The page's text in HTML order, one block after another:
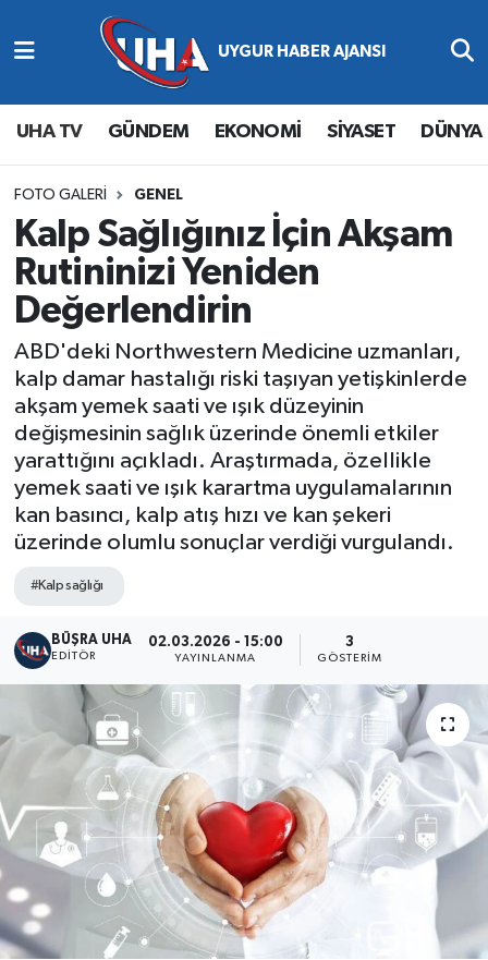
UHA TV GÜNDEM EKONOMİ SİYASET DÜNYA
FOTO GALERI GENEL
Kalp Sağlığınız İçin Akşam
Rutininizi Yeniden
Değerlendirin
ABD'deki Northwestern Medicine uzmanları,
kalp damar hastalığı riski taşıyan yetişkinlerde
akşam yemek saati ve ışık düzeyinin
değişmesinin sağlık üzerinde önemli etkiler
yarattığını açıkladı. Araştırmada, özellikle
yemek saati ve ışık karartma uygulamalarının
kan basıncı, kalp atış hızı ve kan şekeri
üzerinde olumlu sonuçlar verdiği vurgulandı.
#Kalp sağlığı
BÜŞRA UHA
EDITÖR
02.03.2026 - 15:00
YAYINLANMA
3
GÖSTERIM
Abone Ol
Gündem
Ekonomi
Magazin
Siyaset
Spor
Yaşam
Nöbetçi Eczaneler
Hava Durumu
Namaz Vakitleri
Trafik Durumu
Süper Lig Puan Durumu ve Fikstür
Tüm Manşetler
Son Dakika Haberleri
Haber Arşivi